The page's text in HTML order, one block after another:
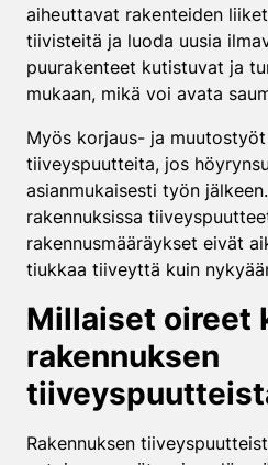
aiheuttavat rakenteiden
tiivisteitä ja luoda uusia
puurakenteet kutistuvat ja
mukaan, mikä voi avata
Myös korjaus- ja
tiiveyspuutteita, jos
asianmukaisesti työn
rakennuksissa
rakennusmääräykset eivät
tiukkaa tiiveyttä kuin
Millaiset oireet
rakennuksen
Rakennuksen